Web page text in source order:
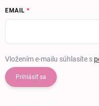
EMAIL
Vložením e-mailu súhlasíte s
Prihlásiť sa